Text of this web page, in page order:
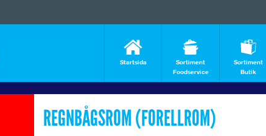
Startsida
Sortiment
Foodservice
Sortiment
Butik
REGNBÅGSROM (FORELLROM)